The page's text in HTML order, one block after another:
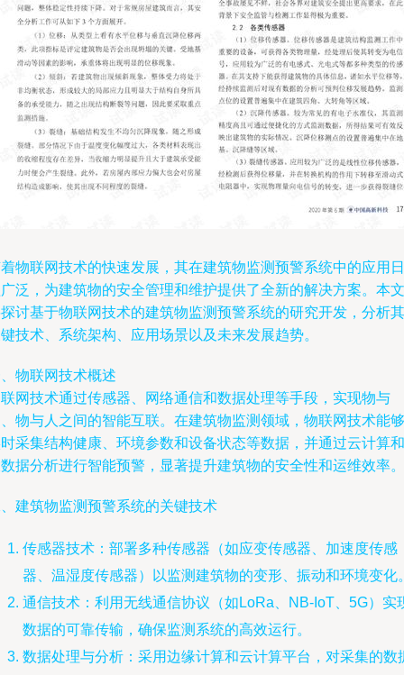
物联网技术的快速发展，其在建筑物监测预警系统中的应用日
泛，为建筑物的安全管理和维护提供了全新的解决方案。本文
讨基于物联网技术的建筑物监测预警系统的研究开发，分析其
技术、系统架构、应用场景以及未来发展趋势。
物联网技术概述
网技术通过传感器、网络通信和数据处理等手段，实现物与
物与人之间的智能互联。在建筑物监测领域，物联网技术能够
采集结构健康、环境参数和设备状态等数据，并通过云计算和
据分析进行智能预警，显著提升建筑物的安全性和运维效率。
建筑物监测预警系统的关键技术
传感器技术：部署多种传感器（如应变传感器、加速度传感
器、温湿度传感器）以监测建筑物的变形、振动和环境变化
通信技术：利用无线通信协议（如LoRa、NB-IoT、5G）实
数据的可靠传输，确保监测系统的高效运行。
数据处理与分析：采用边缘计算和云计算平台，对采集的数